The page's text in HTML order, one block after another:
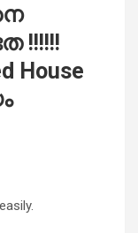
!!!!!!
House